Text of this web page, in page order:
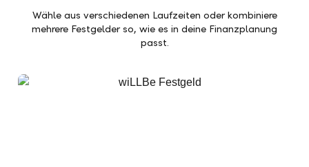
Wähle aus verschiedenen Laufzeiten oder kombiniere
mehrere Festgelder so, wie es in deine Finanzplanung
passt.